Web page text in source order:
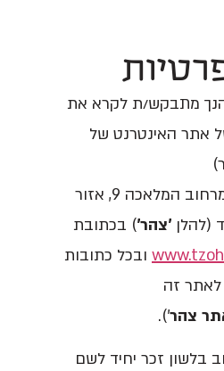
מתבקש/ת לקרא את
האינטרנט של
מרחוב המלאכה 9, אזור
'צהר') בכתובת
ובכל כתובות
זה
צהר').
זכר יחיד לשם